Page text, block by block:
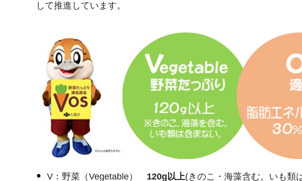
して推進しています。
V：野菜（Vegetable） 120g以上(きのこ・海藻含む。いも類